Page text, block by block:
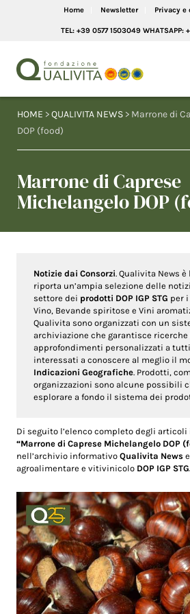
Home Newsletter Privacy e
TEL: +39 0577 1503049 WHATSAPP:
HOME >QUALIVITA NEWS > Marrone di
DOP (food)
Marrone di Caprese
Michelangelo DOP
Notizie dai Consorzi. Qualivita News
riporta un’ampia selezione delle
settore dei prodotti DOP IGP STG per
Vino, Bevande spiritose e Vini
Qualivita sono organizzati con un
archiviazione che garantisce
approfondimenti personalizzati a
interessati a conoscere al meglio il
Indicazioni Geografiche. Prodotti,
organizzazioni sono alcune possibili
esplorare a fondo il sistema dei
Di seguito l’elenco completo degli
“Marrone di Caprese Michelangelo DOP
nell’archivio informativoQualivita News
agroalimentare e vitivinicolo DOP IGP